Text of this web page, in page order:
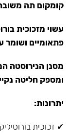
קומקום תה משובח
עשוי מזכוכית
פתאומיים
מסנן הנירוסטה
ומספק חליטה
יתרונות:
✔ זכוכית